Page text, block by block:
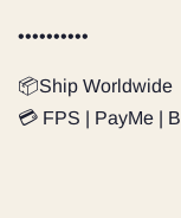
••••••••••
📦Ship Worldwide
💳 FPS | PayMe |